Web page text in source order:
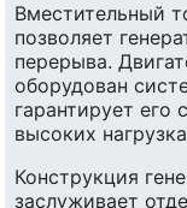
Вместительный
позволяет
перерыва.
оборудован
гарантирует его
высоких
Конструкция
заслуживает